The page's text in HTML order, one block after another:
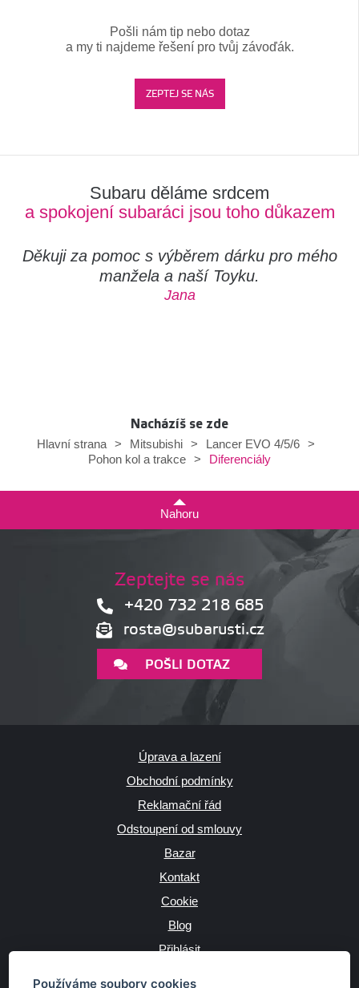
Používáme soubory cookies
Pošli nám tip nebo dotaz
a my ti najdeme řešení pro tvůj závoďák.
ZEPTEJ SE NÁS
Subaru děláme srdcem
a spokojení subaráci jsou toho důkazem
Děkuji za pomoc s výběrem dárku pro mého
manžela a naší Toyku.
Jana
Nacházíš se zde
Hlavní strana
> Mitsubishi > Lancer EVO 4/5/6
>
Pohon kol a trakce > Diferenciály
Nahoru
Zeptejte se nás
+420 732 218 685
rosta@subarusti.cz
POŠLI DOTAZ
Úprava a lazení
Obchodní podmínky
Reklamační řád
Odstoupení od smlouvy
Bazar
Kontakt
Cookie
Blog
Přihlásit